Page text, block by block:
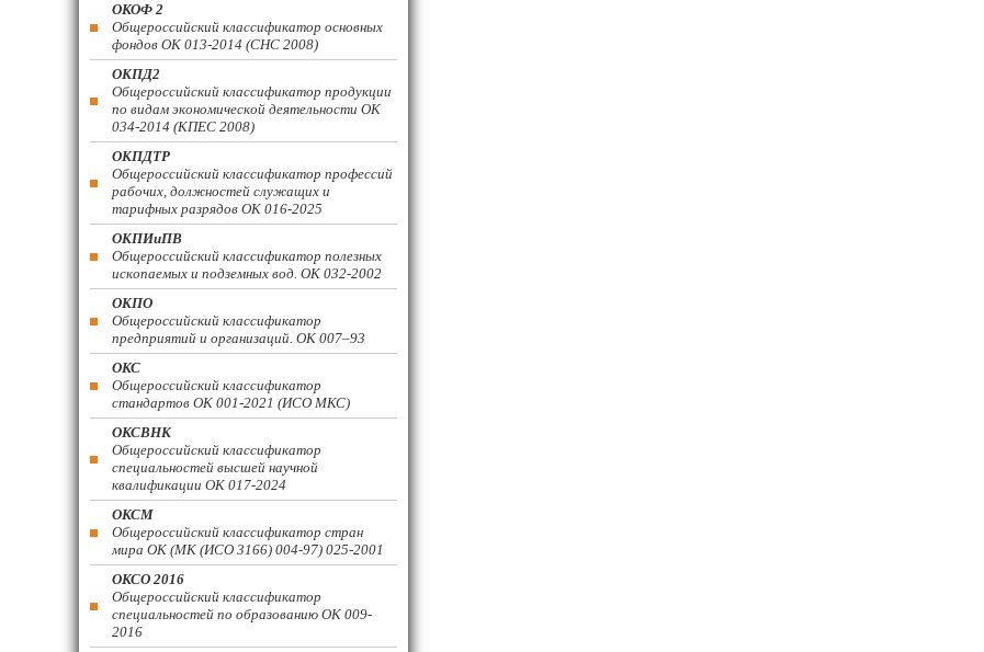
ОКОФ 2
Общероссийский классификатор основных
фондов ОК 013-2014 (СНС 2008)
ОКПД2
Общероссийский классификатор продукции
по видам экономической деятельности ОК
034-2014 (КПЕС 2008)
ОКПДТР
Общероссийский классификатор профессий
рабочих, должностей служащих и
тарифных разрядов ОК 016-2025
ОКПИиПВ
Общероссийский классификатор полезных
ископаемых и подземных вод. ОК 032-2002
ОКПО
Общероссийский классификатор
предприятий и организаций. ОК 007–93
ОКС
Общероссийский классификатор
стандартов ОК 001-2021 (ИСО МКС)
ОКСВНК
Общероссийский классификатор
специальностей высшей научной
квалификации ОК 017-2024
ОКСМ
Общероссийский классификатор стран
мира ОК (МК (ИСО 3166) 004-97) 025-2001
ОКСО 2016
Общероссийский классификатор
специальностей по образованию ОК 009-
2016